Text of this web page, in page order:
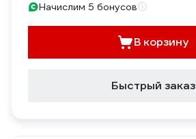
Начислим 5 бонусов
В корзину
Быстрый заказ